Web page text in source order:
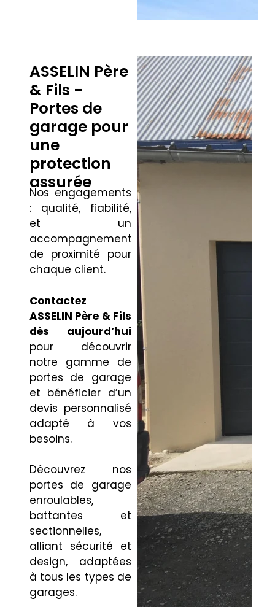
ASSELIN Père
& Fils -
Portes de
garage pour
une
protection
assurée
Nos engagements
: qualité, fiabilité,
et un
accompagnement
de proximité pour
chaque client.
Contactez
ASSELIN Père & Fils
dès aujourd’hui
pour découvrir
notre gamme de
portes de garage
et bénéficier d’un
devis personnalisé
adapté à vos
besoins.
Découvrez nos
portes de garage
enroulables,
battantes et
sectionnelles,
alliant sécurité et
design, adaptées
à tous les types de
garages.